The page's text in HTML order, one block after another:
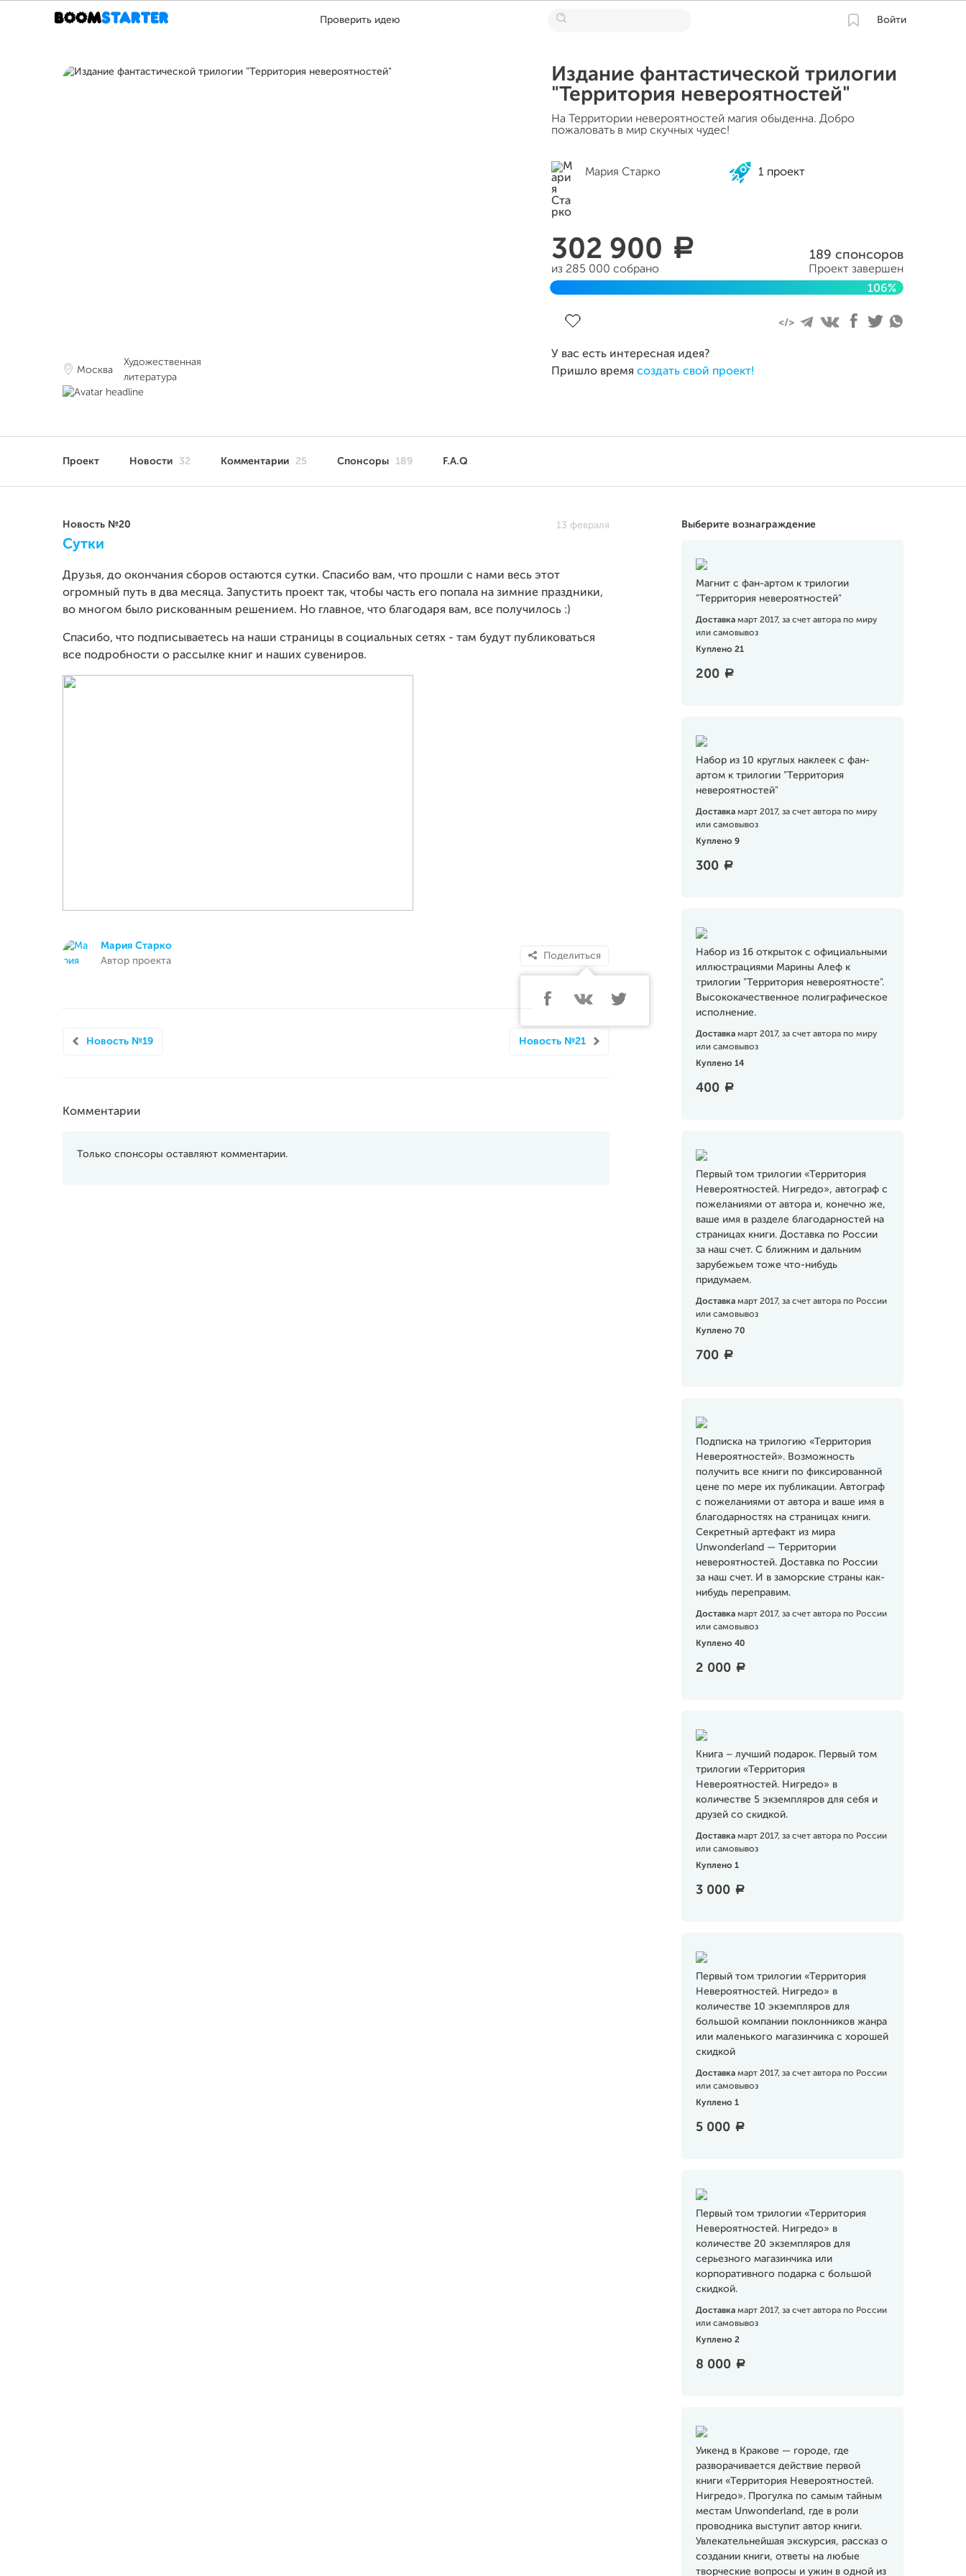
Проверить идею Войти
Москва
Художественная
литература
Издание фантастической трилогии
"Территория невероятностей"
На Территории невероятностей магия обыденна. Добро
пожаловать в мир скучных чудес!
Мария Старко 1 проект
302 900 a
из 285 000 собрано
189 спонсоров
Проект завершен
106%
У вас есть интересная идея?
Пришло время создать свой проект!
Проект Новости 32 Комментарии 25 Спонсоры 189 F.A.Q
Выберите вознаграждение
Магнит с фан-артом к трилогии
"Территория невероятностей"
Доставка март 2017, за счет автора по миру
или самовывоз
Куплено 21
200 a
Набор из 10 круглых наклеек с фан-
артом к трилогии "Территория
невероятностей"
Доставка март 2017, за счет автора по миру
или самовывоз
Куплено 9
300 a
Набор из 16 открыток с официальными
иллюстрациями Марины Алеф к
трилогии "Территория невероятносте".
Высококачественное полиграфическое
исполнение.
Доставка март 2017, за счет автора по миру
или самовывоз
Куплено 14
400 a
Первый том трилогии «Территория
Невероятностей. Нигредо», автограф с
пожеланиями от автора и, конечно же,
ваше имя в разделе благодарностей на
страницах книги. Доставка по России
за наш счет. С ближним и дальним
зарубежьем тоже что-нибудь
придумаем.
Доставка март 2017, за счет автора по России
или самовывоз
Куплено 70
700 a
Подписка на трилогию «Территория
Невероятностей». Возможность
получить все книги по фиксированной
цене по мере их публикации. Автограф
с пожеланиями от автора и ваше имя в
благодарностях на страницах книги.
Секретный артефакт из мира
Unwonderland — Территории
невероятностей. Доставка по России
за наш счет. И в заморские страны как-
нибудь переправим.
Доставка март 2017, за счет автора по России
или самовывоз
Куплено 40
2 000 a
Книга – лучший подарок. Первый том
трилогии «Территория
Невероятностей. Нигредо» в
количестве 5 экземпляров для себя и
друзей со скидкой.
Доставка март 2017, за счет автора по России
или самовывоз
Куплено 1
3 000 a
Первый том трилогии «Территория
Невероятностей. Нигредо» в
количестве 10 экземпляров для
большой компании поклонников жанра
или маленького магазинчика с хорошей
скидкой
Доставка март 2017, за счет автора по России
или самовывоз
Куплено 1
5 000 a
Первый том трилогии «Территория
Невероятностей. Нигредо» в
количестве 20 экземпляров для
серьезного магазинчика или
корпоративного подарка с большой
скидкой.
Доставка март 2017, за счет автора по России
или самовывоз
Куплено 2
8 000 a
Уикенд в Кракове — городе, где
разворачивается действие первой
книги «Территория Невероятностей.
Нигредо». Прогулка по самым тайным
местам Unwonderland, где в роли
проводника выступит автор книги.
Увлекательнейшая экскурсия, рассказ о
создании книги, ответы на любые
творческие вопросы и ужин в одной из
Новость №20 13 февраля
Сутки
Друзья, до окончания сборов остаются сутки. Спасибо вам, что прошли с нами весь этот
огромный путь в два месяца. Запустить проект так, чтобы часть его попала на зимние праздники,
во многом было рискованным решением. Но главное, что благодаря вам, все получилось :)
Спасибо, что подписываетесь на наши страницы в социальных сетях - там будут публиковаться
все подробности о рассылке книг и наших сувениров.
Мария Старко
Автор проекта
Поделиться
Новость №19 Новость №21
Комментарии
Только спонсоры оставляют комментарии.